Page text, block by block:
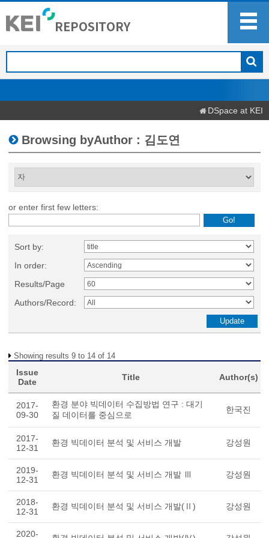
DSpace at KEI
Browsing byAuthor : 김도연
or enter first few letters:
Sort by:
In order:
Results/Page
Authors/Record:
Showing results 9 to 14 of 14
Issue
Date
Title Author(s)
2017-
09-30
환경 분야 빅데이터 수집방법 연구 : 대기
질 데이터를 중심으로
한국진
2017-
12-31
환경 빅데이터 분석 및 서비스 개발 강성원
2019-
12-31
환경 빅데이터 분석 및 서비스 개발 Ⅲ 강성원
2018-
12-31
환경 빅데이터 분석 및 서비스 개발(Ⅱ) 강성원
2020-